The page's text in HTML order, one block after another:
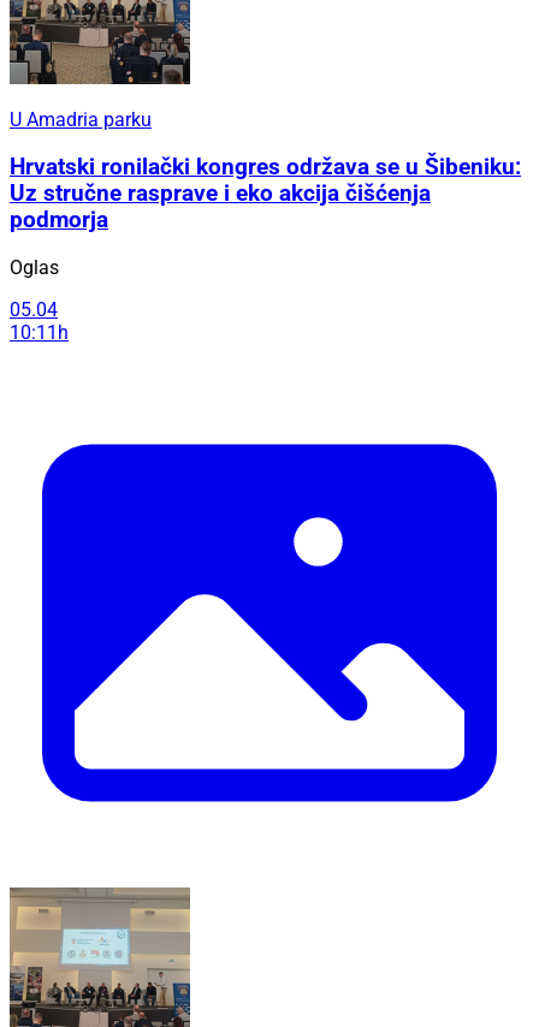
U Amadria parku
Hrvatski ronilački kongres održava se u Šibeniku:
Uz stručne rasprave i eko akcija čišćenja
podmorja
Oglas
05.04
10:11h